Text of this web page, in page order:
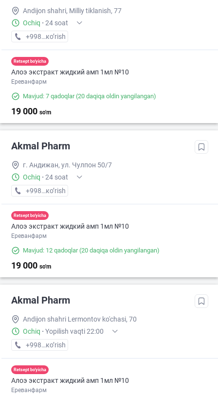
Andijon shahri, Milliy tiklanish, 77
Ochiq · 24 soat
+998 (91) XXX-XX-XX
кo’rish
Retsept bo'yicha
Алоэ экстракт жидкий амп 1мл №10
Ереванфарм
Mavjud: 7 qadoqlar(20 daqiqa oldin yangilangan)
19 000 so'm
Akmal Pharm
г. Андижан, ул. Чулпон 50/7
Ochiq · 24 soat
+998 (91) XXX-XX-XX
кo’rish
Retsept bo'yicha
Алоэ экстракт жидкий амп 1мл №10
Ереванфарм
Mavjud: 12 qadoqlar(20 daqiqa oldin yangilangan)
19 000 so'm
Akmal Pharm
Andijon shahri Lermontov ko'chasi, 70
Ochiq · Yopilish vaqti 22:00
+998 (90) XXX-XX-XX
кo’rish
Retsept bo'yicha
Алоэ экстракт жидкий амп 1мл №10
Ереванфарм